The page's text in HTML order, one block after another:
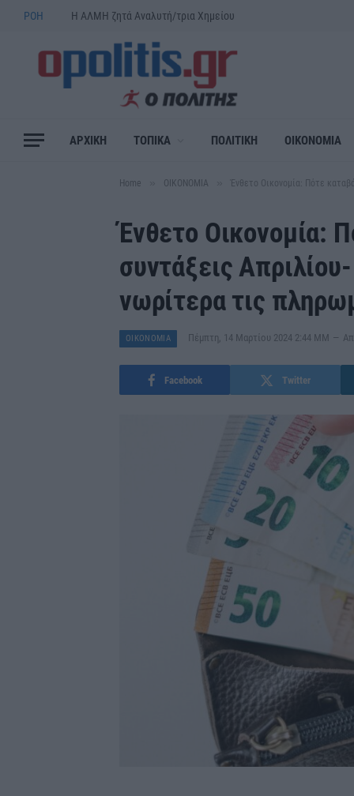
ΡΟΗ Η ΑΛΜΗ ζητά Αναλυτή/τρια Χημείου
ΑΡΧΙΚΗ ΤΟΠΙΚΑ ΠΟΛΙΤΙΚΗ ΟΙΚΟΝΟΜΙΑ
Home ΟΙΚΟΝΟΜΙΑ Ένθετο Οικονομία: Πότε
Ένθετο Οικονομία:
συντάξεις
νωρίτερα τις
ΟΙΚΟΝΟΜΙΑ Πέμπτη, 14 Μαρτίου 2024 2:44 ΜΜ
Facebook Twitter